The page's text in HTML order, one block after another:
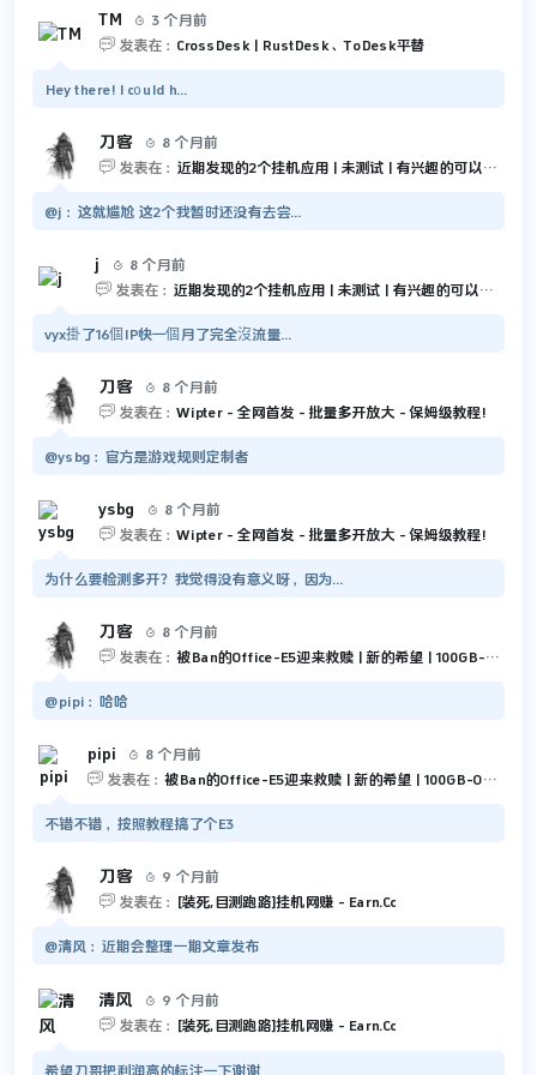
TM 
3 个月前
 发表在： CrossDesk | RustDesk、ToDesk平替
Hey there! I c᧐uld h...
刀客 
8 个月前
 发表在： 近期发现的2个挂机应用 | 未测试 | 有兴趣的可以尝试一下
@j：这就尴尬 这2个我暂时还没有去尝...
j 
8 个月前
 发表在： 近期发现的2个挂机应用 | 未测试 | 有兴趣的可以尝试一下
vyx掛了16個IP快一個月了完全沒流量...
刀客 
8 个月前
 发表在： Wipter - 全网首发 - 批量多开放大 - 保姆级教程!
@ysbg：官方是游戏规则定制者
ysbg 
8 个月前
 发表在： Wipter - 全网首发 - 批量多开放大 - 保姆级教程!
为什么要检测多开？我觉得没有意义呀，因为...
刀客 
8 个月前
 发表在： 被Ban的Office-E5迎来救赎 | 新的希望 | 100GB-Outlook 和 5TB-OneDrive
@pipi：哈哈
pipi 
8 个月前
 发表在： 被Ban的Office-E5迎来救赎 | 新的希望 | 100GB-Outlook 和 5TB-OneDrive
不错不错，按照教程搞了个E3
刀客 
9 个月前
 发表在： [装死,目测跑路]挂机网赚 - Earn.Cc
@清风：近期会整理一期文章发布
清风 
9 个月前
 发表在： [装死,目测跑路]挂机网赚 - Earn.Cc
希望刀哥把利润高的标注一下谢谢